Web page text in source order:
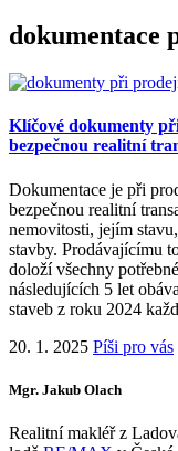
dokumentace
Klíčové dokumenty
bezpečnou realitní
Dokumentace je při
bezpečnou realitní
nemovitosti, jejím
stavby. Prodávajícímu
doloží všechny
následujících 5 let
staveb z roku 2024
20. 1. 2025 Píši pro vás
Mgr. Jakub Olach
Realitní makléř z